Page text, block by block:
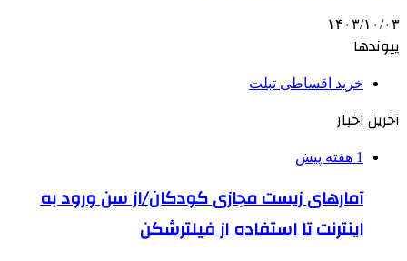
۱۴۰۳/۱۰/۰۳
پیوندها
خرید اقساطی تبلت
آخرین اخبار
1 هفته پیش
آمارهای زیست مجازی کودکان/از سن ورود به
اینترنت تا استفاده از فیلترشکن